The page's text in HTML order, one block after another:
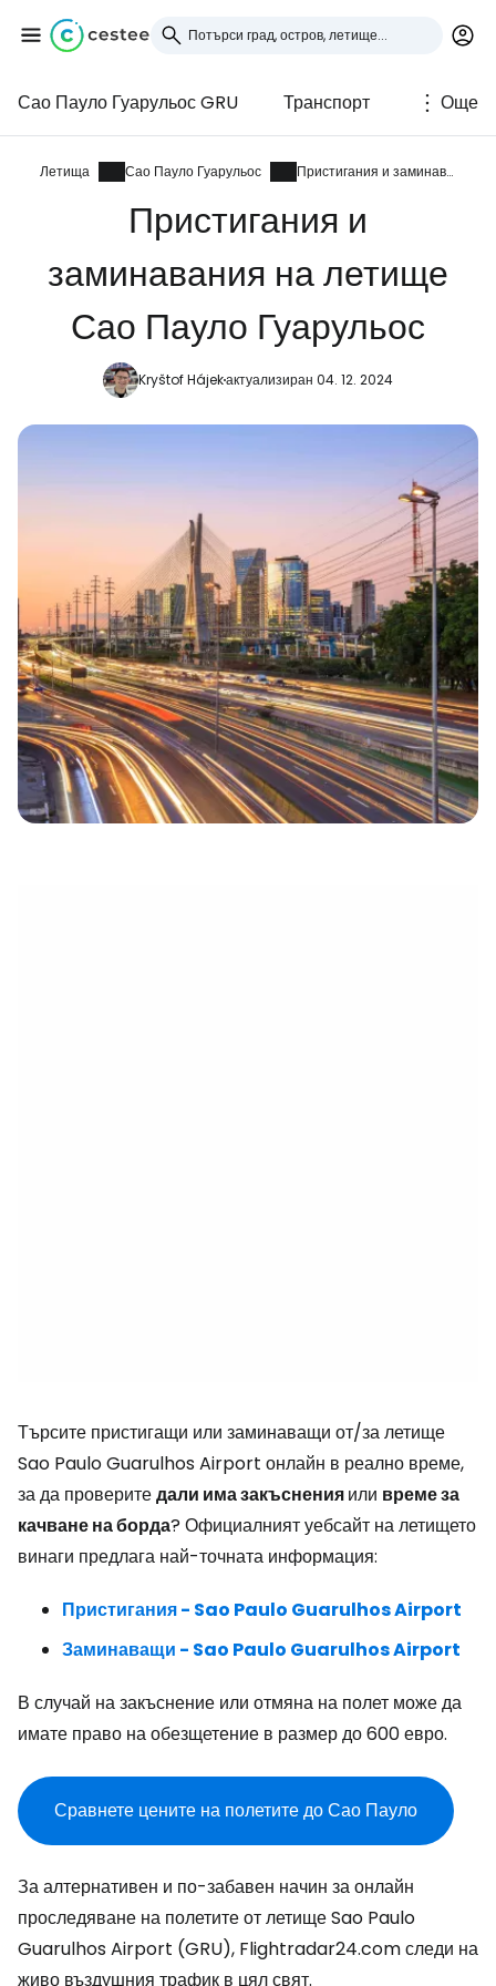
Сао Пауло Гуарульос GRU Транспорт Още
Летища Сао Пауло Гуарульос Пристигания и заминавания
Пристигания и
заминавания на летище
Сао Пауло Гуарульос
Kryštof Hájekактуализиран 04. 12. 2024
Търсите пристигащи или заминаващи от/за летище
Sao Paulo Guarulhos Airport онлайн в реално време,
за да проверитедали има закъсненияили време за
качване на борда? Официалният уебсайт на летището
винаги предлага най-точната информация:
Пристигания - Sao Paulo Guarulhos Airport
Заминаващи - Sao Paulo Guarulhos Airport
В случай на закъснение или отмяна на полет може да
имате право на обезщетение в размер до 600 евро.
Сравнете цените на полетите до Сао Пауло
За алтернативен и по-забавен начин за онлайн
проследяване на полетите от летище Sao Paulo
Guarulhos Airport (GRU), Flightradar24.com следи на
живо въздушния трафик в цял свят.
Влезте в Cestee
... световната общност на туристите
Продължете с Facebook
Продължете с имейл